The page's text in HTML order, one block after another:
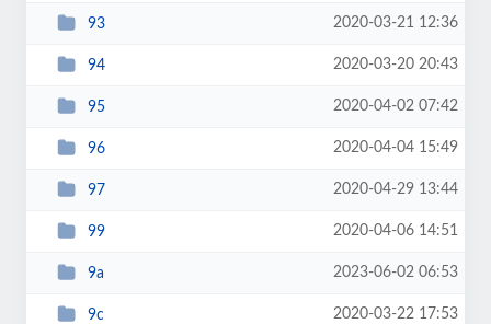
93 2020-03-21 12:36
94 2020-03-20 20:43
95 2020-04-02 07:42
96 2020-04-04 15:49
97 2020-04-29 13:44
99 2020-04-06 14:51
9a 2023-06-02 06:53
9c 2020-03-22 17:53